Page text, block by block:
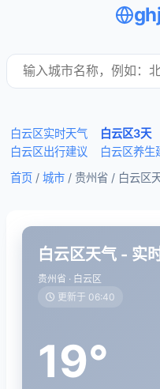
白云区实时天气 白云区3天
白云区出行建议
白云区养生
首页 / 城市 / 贵州省 / 白云区
白云区天气 - 实
贵州省 · 白云区
更新于 06:40
19°